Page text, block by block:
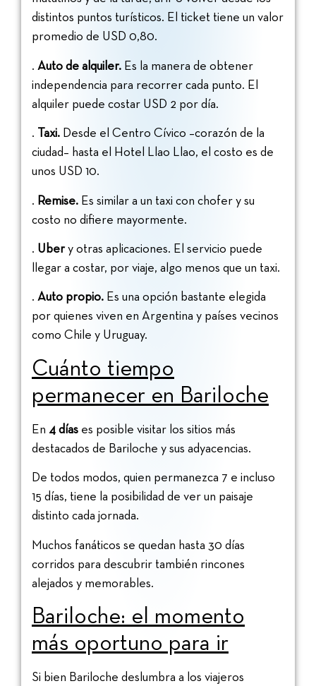
distintos puntos turísticos. El ticket tiene un valor
promedio de USD 0,80.
. Auto de alquiler. Es la manera de obtener
independencia para recorrer cada punto. El
alquiler puede costar USD 2 por día.
. Taxi. Desde el Centro Cívico –corazón de la
ciudad– hasta el Hotel Llao Llao, el costo es de
unos USD 10.
. Remise. Es similar a un taxi con chofer y su
costo no difiere mayormente.
. Ubery otras aplicaciones. El servicio puede
llegar a costar, por viaje, algo menos que un taxi.
. Auto propio. Es una opción bastante elegida
por quienes viven en Argentina y países vecinos
como Chile y Uruguay.
Cuánto tiempo
permanecer en Bariloche
En 4 días es posible visitar los sitios más
destacados de Bariloche y sus adyacencias.
De todos modos, quien permanezca 7 e incluso
15 días, tiene la posibilidad de ver un paisaje
distinto cada jornada.
Muchos fanáticos se quedan hasta 30 días
corridos para descubrir también rincones
alejados y memorables.
Bariloche: el momento
más oportuno para ir
Si bien Bariloche deslumbra a los viajeros